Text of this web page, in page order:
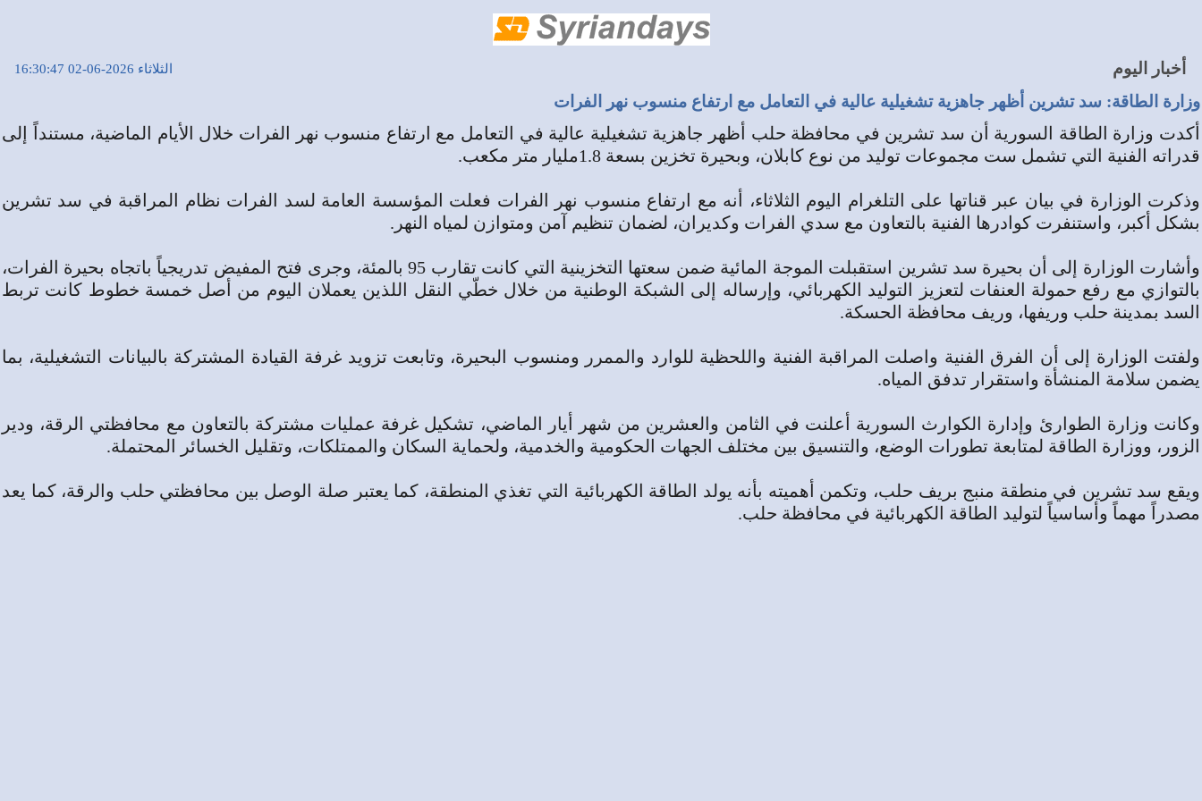
الثلاثاء 2026-06-02 16:30:47
أخبار اليوم
وزارة الطاقة: سد تشرين أظهر جاهزية تشغيلية عالية في التعامل ‏مع ارتفاع منسوب نهر الفرات
أكدت وزارة الطاقة السورية أن سد تشرين في محافظة حلب أظهر ‏جاهزية تشغيلية عالية في التعامل مع ارتفاع منسوب نهر الفرات ‏خلال الأيام الماضية، مستنداً إلى
قدراته الفنية التي تشمل ست ‏مجموعات توليد من نوع كابلان، وبحيرة تخزين بسعة 1.8مليار ‏متر مكعب‎.‎
وذكرت الوزارة في بيان عبر قناتها على التلغرام اليوم الثلاثاء، أنه ‏مع ارتفاع منسوب نهر الفرات فعلت المؤسسة العامة لسد الفرات ‏نظام المراقبة في سد تشرين
بشكل أكبر، واستنفرت كوادرها الفنية ‏بالتعاون مع سدي الفرات وكديران، لضمان تنظيم آمن ومتوازن ‏لمياه النهر‎.‎
وأشارت الوزارة إلى أن بحيرة سد تشرين استقبلت الموجة المائية ‏ضمن سعتها التخزينية التي كانت تقارب 95 بالمئة، وجرى فتح ‏المفيض تدريجياً باتجاه بحيرة الفرات،
بالتوازي مع رفع حمولة ‏العنفات لتعزيز التوليد الكهربائي، وإرساله إلى الشبكة الوطنية من ‏خلال خطّي النقل اللذين يعملان اليوم من أصل خمسة خطوط كانت ‏تربط
السد بمدينة حلب وريفها، وريف محافظة الحسكة‎.‎
ولفتت الوزارة إلى أن الفرق الفنية واصلت المراقبة الفنية ‏واللحظية للوارد والممرر ومنسوب البحيرة، وتابعت تزويد غرفة ‏القيادة المشتركة بالبيانات التشغيلية، بما
يضمن سلامة المنشأة ‏واستقرار تدفق المياه‎.‎
وكانت وزارة الطوارئ وإدارة الكوارث السورية أعلنت في الثامن ‌‏والعشرين من شهر أيار الماضي، تشكيل غرفة عمليات مشتركة ‌‏بالتعاون مع محافظتي الرقة، ودير
الزور، ووزارة الطاقة لمتابعة ‌‏تطورات الوضع، والتنسيق بين مختلف الجهات الحكومية والخدمية، ‌‏ولحماية السكان والممتلكات، وتقليل ‏الخسائر المحتملة‎.‎
ويقع سد تشرين في منطقة منبج بريف حلب، وتكمن أهميته ‏بأنه يولد الطاقة الكهربائية التي تغذي المنطقة، كما يعتبر صلة الوصل بين محافظتي حلب والرقة، كما يعد
‏مصدراً مهماً وأساسياً لتوليد الطاقة الكهربائية في محافظة حلب‎.‎